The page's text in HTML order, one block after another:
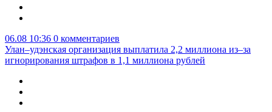
06.08 10:36 0 комментариев
Улан–удэнская организация выплатила 2,2 миллиона из–за
игнорирования штрафов в 1,1 миллиона рублей